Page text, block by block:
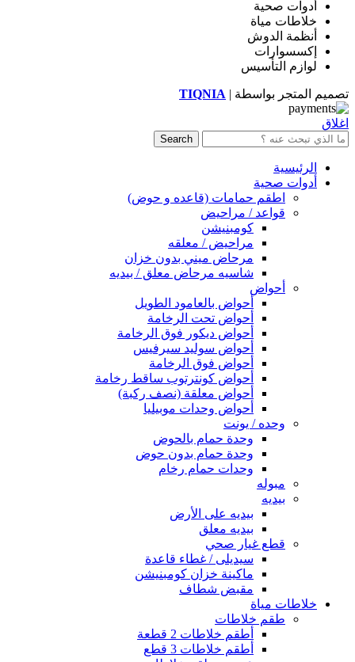
أدوات صحية
خلاطات مياة
أنظمة الدوش
إكسسوارات
لوازم التأسيس
تصميم المتجر بواسطة | TIQNIA
اغلاق
Search
الرئيسية
أدوات صحية
اطقم حمامات (قاعده و حوض)
قواعد / مراحيض
كومبنيشن
مراحيض / معلقه
مرحاض ميني بدون خزان
شاسيه مرحاض معلق / بيديه
أحواض
أحواض بالعامود الطويل
أحواض تحت الرخامة
أحواض ديكور فوق الرخامة
أحواض سوليد سيرفيس
أحواض فوق الرخامة
أحواض كونترتوب ساقط رخامة
أحواض معلقة (نصف ركبة)
أحواض وحدات موبيليا
وحده / يونت
وحدة حمام بالحوض
وحدة حمام بدون حوض
وحدات حمام رخام
مبوله
بيديه
بيديه على الأرض
بيديه معلق
قطع غيار صحي
سيديلى / غطاء قاعدة
ماكينة خزان كومبنيشن
مقبض شطاف
خلاطات مياة
طقم خلاطات
أطقم خلاطات 2 قطعة
أطقم خلاطات 3 قطع